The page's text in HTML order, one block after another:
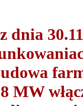
dnia
MW